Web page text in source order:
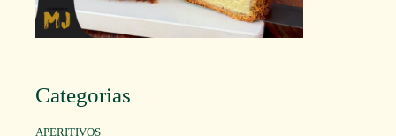
Categorias
APERITIVOS